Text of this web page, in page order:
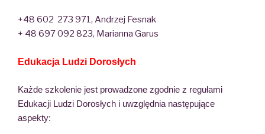
+48 602 273 971, Andrzej Fesnak
+ 48 697 092 823, Marianna Garus
Edukacja Ludzi Dorosłych
Każde szkolenie jest prowadzone zgodnie z regułami
Edukacji Ludzi Dorosłych i uwzględnia następujące
aspekty: